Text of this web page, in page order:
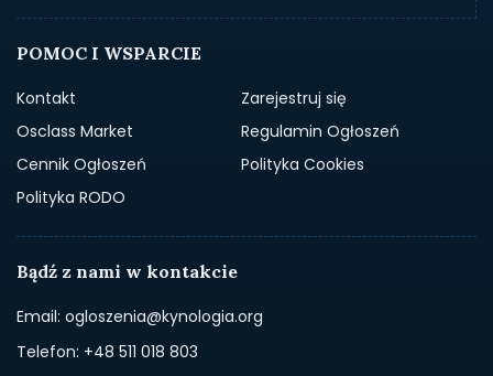
POMOC I WSPARCIE
Kontakt
Zarejestruj się
Osclass Market
Regulamin Ogłoszeń
Cennik Ogłoszeń
Polityka Cookies
Polityka RODO
Bądź z nami w kontakcie
Email: ogloszenia@kynologia.org
Telefon: +48 511 018 803